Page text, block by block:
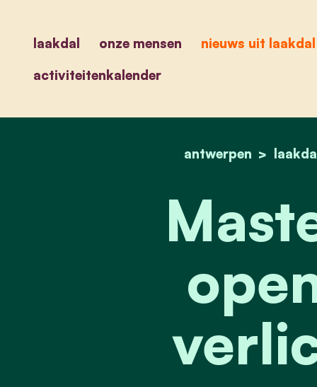
laakdal onze mensen
nieuws uit laakdal
activiteitenkalender
antwerpen